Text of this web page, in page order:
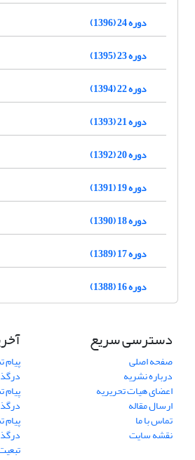
دوره 24 (1396)
دوره 23 (1395)
دوره 22 (1394)
دوره 21 (1393)
دوره 20 (1392)
دوره 19 (1391)
دوره 18 (1390)
دوره 17 (1389)
دوره 16 (1388)
دسترسی سریع
صفحه اصلی
درباره نشریه
اعضای هیات تحریریه
ارسال مقاله
تماس با ما
نقشه سایت